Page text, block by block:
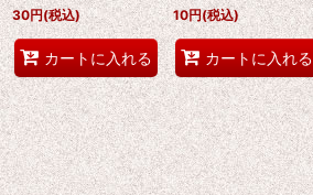
30円(税込)
カートに入れる
10円(税込)
カートに入れる